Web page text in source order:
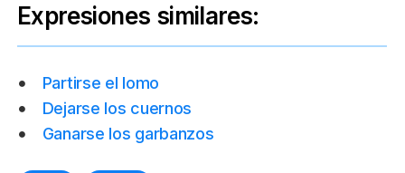
Expresiones similares:
Partirse el lomo
Dejarse los cuernos
Ganarse los garbanzos